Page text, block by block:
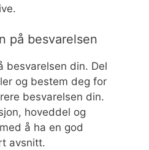
på besvarelsen
besvarelsen din. Del
og bestem deg for
besvarelsen din.
hoveddel og
å ha en god
avsnitt.